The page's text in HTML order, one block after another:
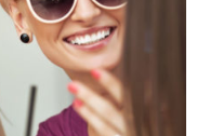
KONTAKT